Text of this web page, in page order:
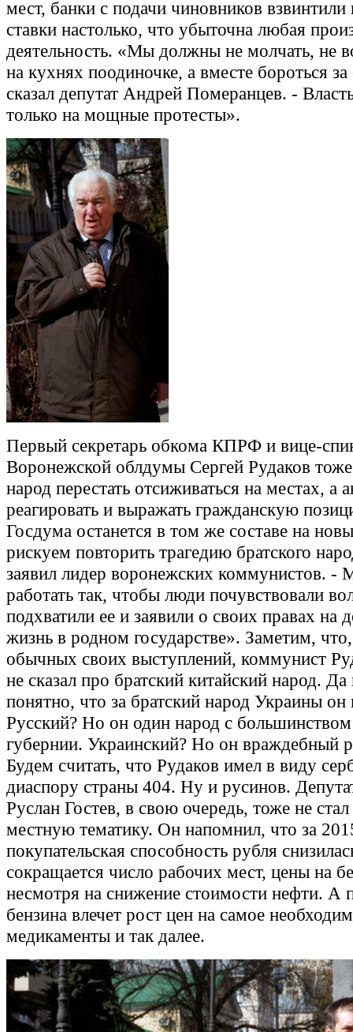
мест, банки с подачи чиновников
ставки настолько, что убыточна любая
деятельность. «Мы должны не молчать, не
на кухнях поодиночке, а вместе бороться
сказал депутат Андрей Померанцев. -
только на мощные протесты».
Первый секретарь обкома КПРФ и вице-
Воронежской облдумы Сергей Рудаков
народ перестать отсиживаться на местах, а
реагировать и выражать гражданскую
Госдума останется в том же составе на
рискуем повторить трагедию братского
заявил лидер воронежских коммунистов.
работать так, чтобы люди почувствовали
подхватили ее и заявили о своих правах на
жизнь в родном государстве». Заметим,
обычных своих выступлений, коммунист
не сказал про братский китайский народ. Да
понятно, что за братский народ Украины он
Русский? Но он один народ с
губернии. Украинский? Но он враждебный
Будем считать, что Рудаков имел в виду
диаспору страны 404. Ну и русинов.
Руслан Гостев, в свою очередь, тоже не
местную тематику. Он напомнил, что за
покупательская способность рубля
сокращается число рабочих мест, цены на
несмотря на снижение стоимости нефти. А
бензина влечет рост цен на самое
медикаменты и так далее.